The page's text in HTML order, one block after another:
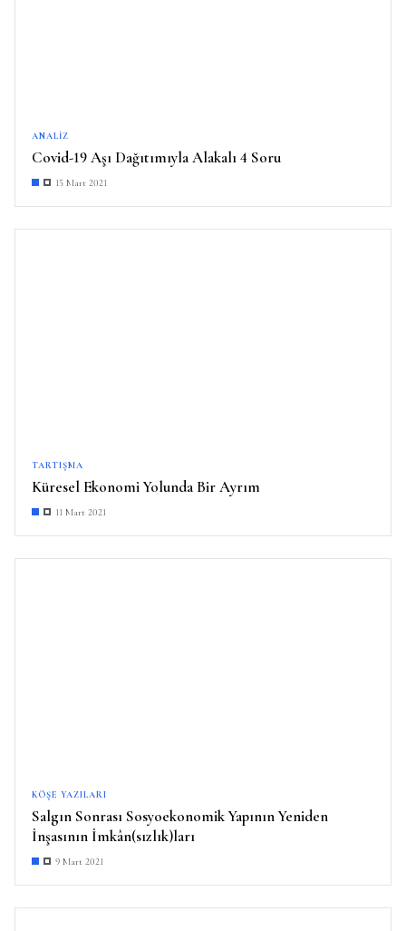
ANALIZ
Covid-19 Aşı Dağıtımıyla Alakalı 4 Soru
15 Mart 2021
TARTIŞMA
Küresel Ekonomi Yolunda Bir Ayrım
11 Mart 2021
KÖŞE YAZILARI
Salgın Sonrası Sosyoekonomik Yapının Yeniden
İnşasının İmkân(sızlık)ları
9 Mart 2021